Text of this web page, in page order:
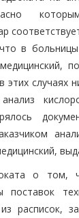
что в
этих случаях
о том,
поставок
расписок,